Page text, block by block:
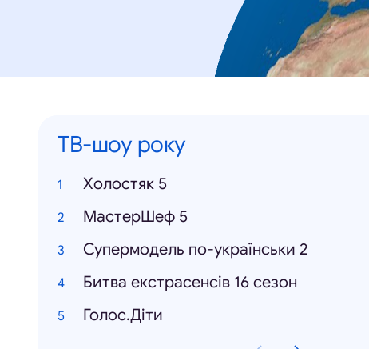
ТВ-шоу року
Холостяк 5
МастерШеф 5
Супермодель по-українськи 2
Битва екстрасенсів 16 сезон
Голос.Діти